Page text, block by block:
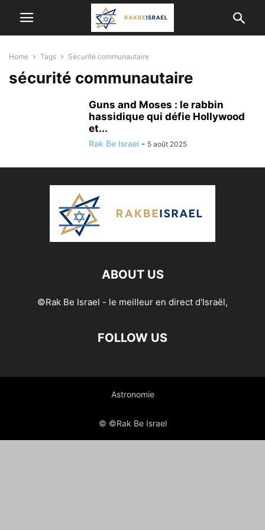
Home Tags Sécurité communautaire
sécurité communautaire
Guns and Moses : le rabbin
hassidique qui défie Hollywood
et...
Rak Be Israel - 5 août 2025
ABOUT US
©Rak Be Israel - le meilleur en direct d'Israël,
FOLLOW US
Astronomie
© ©Rak Be Israel